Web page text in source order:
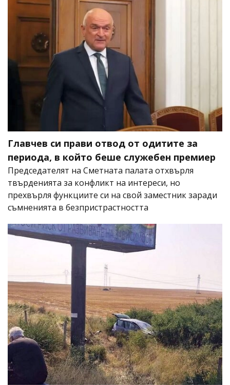
Главчев си прави отвод от одитите за
периода, в който беше служебен премиер
Председателят на Сметната палата отхвърля
твърденията за конфликт на интереси, но
прехвърля функциите си на свой заместник заради
съмненията в безпристрастността